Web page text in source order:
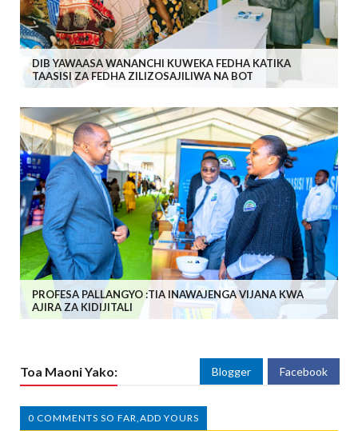
DIB YAWAASA WANANCHI KUWEKA FEDHA KATIKA
TAASISI ZA FEDHA ZILIZOSAJILIWA NA BOT
PROFESA PALLANGYO :TIA INAWAJENGA VIJANA KWA
AJIRA ZA KIDIJITALI
Toa Maoni Yako: Blogger Facebook
0 COMMENTS SO FAR,ADD YOURS